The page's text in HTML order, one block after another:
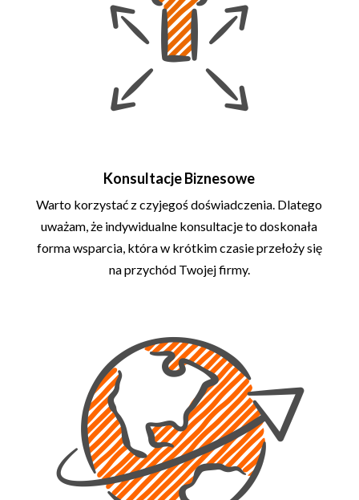
Konsultacje Biznesowe
Warto korzystać z czyjegoś doświadczenia. Dlatego
uważam, że indywidualne konsultacje to doskonała
forma wsparcia, która w krótkim czasie przełoży się
na przychód Twojej firmy.